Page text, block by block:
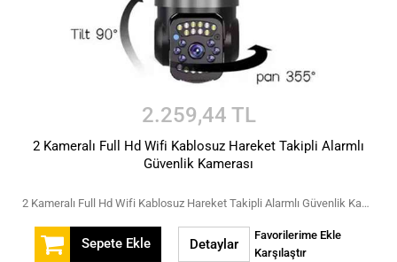
2.259,44 TL
2 Kameralı Full Hd Wifi Kablosuz Hareket Takipli Alarmlı
Güvenlik Kamerası
2 Kameralı Full Hd Wifi Kablosuz Hareket Takipli Alarmlı Güvenlik Kamerası
Sepete Ekle Detaylar
Favorilerime Ekle
Karşılaştır